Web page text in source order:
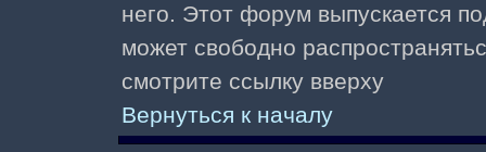
него. Этот форум выпускается
может свободно
смотрите ссылку вверху
Вернуться к началу